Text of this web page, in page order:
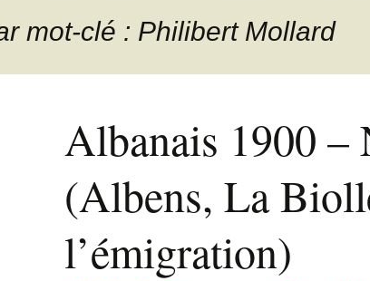
mot-clé : Philibert Mollard
Albanais 1900 –
(Albens, La
l’émigration)